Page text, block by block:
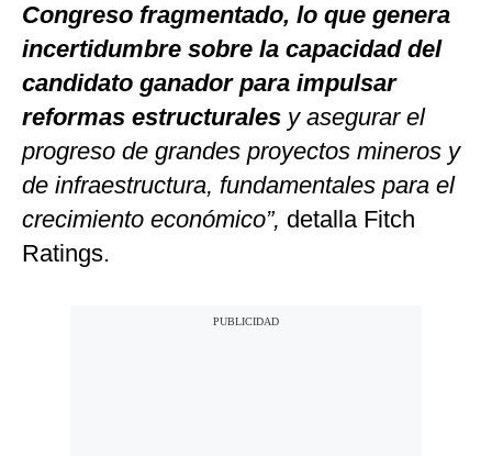
Congreso fragmentado, lo que genera
incertidumbre sobre la capacidad del
candidato ganador para impulsar
reformas estructurales y asegurar el
progreso de grandes proyectos mineros y
de infraestructura, fundamentales para el
crecimiento económico”, detalla Fitch
Ratings.